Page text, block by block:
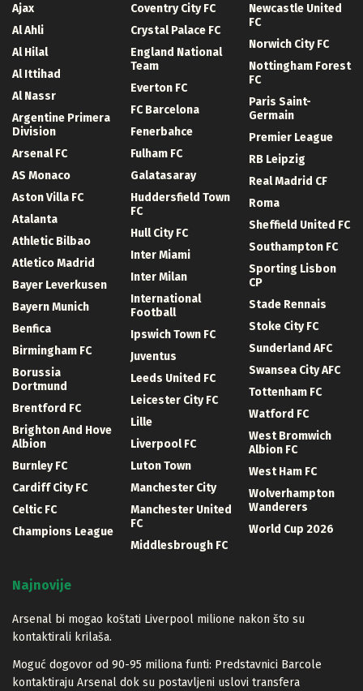
Ajax
Al Ahli
Al Hilal
Al Ittihad
Al Nassr
Argentine Primera
Division
Arsenal FC
AS Monaco
Aston Villa FC
Atalanta
Athletic Bilbao
Atletico Madrid
Bayer Leverkusen
Bayern Munich
Benfica
Birmingham FC
Borussia
Dortmund
Brentford FC
Brighton And Hove
Albion
Burnley FC
Cardiff City FC
Celtic FC
Champions League
Coventry City FC
Crystal Palace FC
England National
Team
Everton FC
FC Barcelona
Fenerbahce
Fulham FC
Galatasaray
Huddersfield Town
FC
Hull City FC
Inter Miami
Inter Milan
International
Football
Ipswich Town FC
Juventus
Leeds United FC
Leicester City FC
Lille
Liverpool FC
Luton Town
Manchester City
Manchester United
FC
Middlesbrough FC
Newcastle United
FC
Norwich City FC
Nottingham Forest
FC
Paris Saint-
Germain
Premier League
RB Leipzig
Real Madrid CF
Roma
Sheffield United FC
Southampton FC
Sporting Lisbon
CP
Stade Rennais
Stoke City FC
Sunderland AFC
Swansea City AFC
Tottenham FC
Watford FC
West Bromwich
Albion FC
West Ham FC
Wolverhampton
Wanderers
World Cup 2026
Najnovije
Arsenal bi mogao koštati Liverpool milione nakon što su
kontaktirali krilaša.
Moguć dogovor od 90-95 miliona funti: Predstavnici Barcole
kontaktiraju Arsenal dok su postavljeni uslovi transfera